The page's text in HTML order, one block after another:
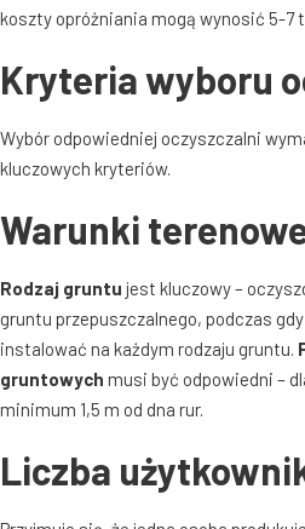
koszty opróżniania mogą wynosić 5-7
Kryteria wyboru
Wybór odpowiedniej oczyszczalni
kluczowych kryteriów.
Warunki
Rodzaj gruntu jest kluczowy –
gruntu przepuszczalnego, podczas
instalować na każdym rodzaju gruntu.
gruntowych musi być odpowiedni –
minimum 1,5 m od dna rur.
Liczba